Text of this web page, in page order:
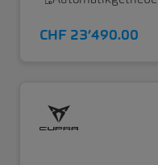
CHF 23’490.00